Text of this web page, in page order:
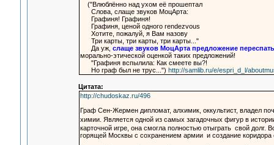
("Влюблённо над ухом её прошептал
Слова, слаще звуков МоцАрта:
Графиня! Графиня!
Графиня, ценой одного rendezvous
Хотите, пожалуй, я Вам назову
Три карты, три карты, три карты..."
Да уж, слаще звуков МоцАрта предложение переспать
морально-этической оценкой таких предложений!
"Графиня вспылила: Как смеете вы?!
Но граф был не трус...") http://samlib.ru/e/espri_d_l/
Цитата:
http://chudoskaz.ru/496
Граф Сен-Жермен дипломат, алхимик, оккультист, владел
химии. Является одной из самых загадочных фигур в
карточной игре, она смогла полностью отыграть свой долг.
горящей Москвы с сохранением армии и создание коридора